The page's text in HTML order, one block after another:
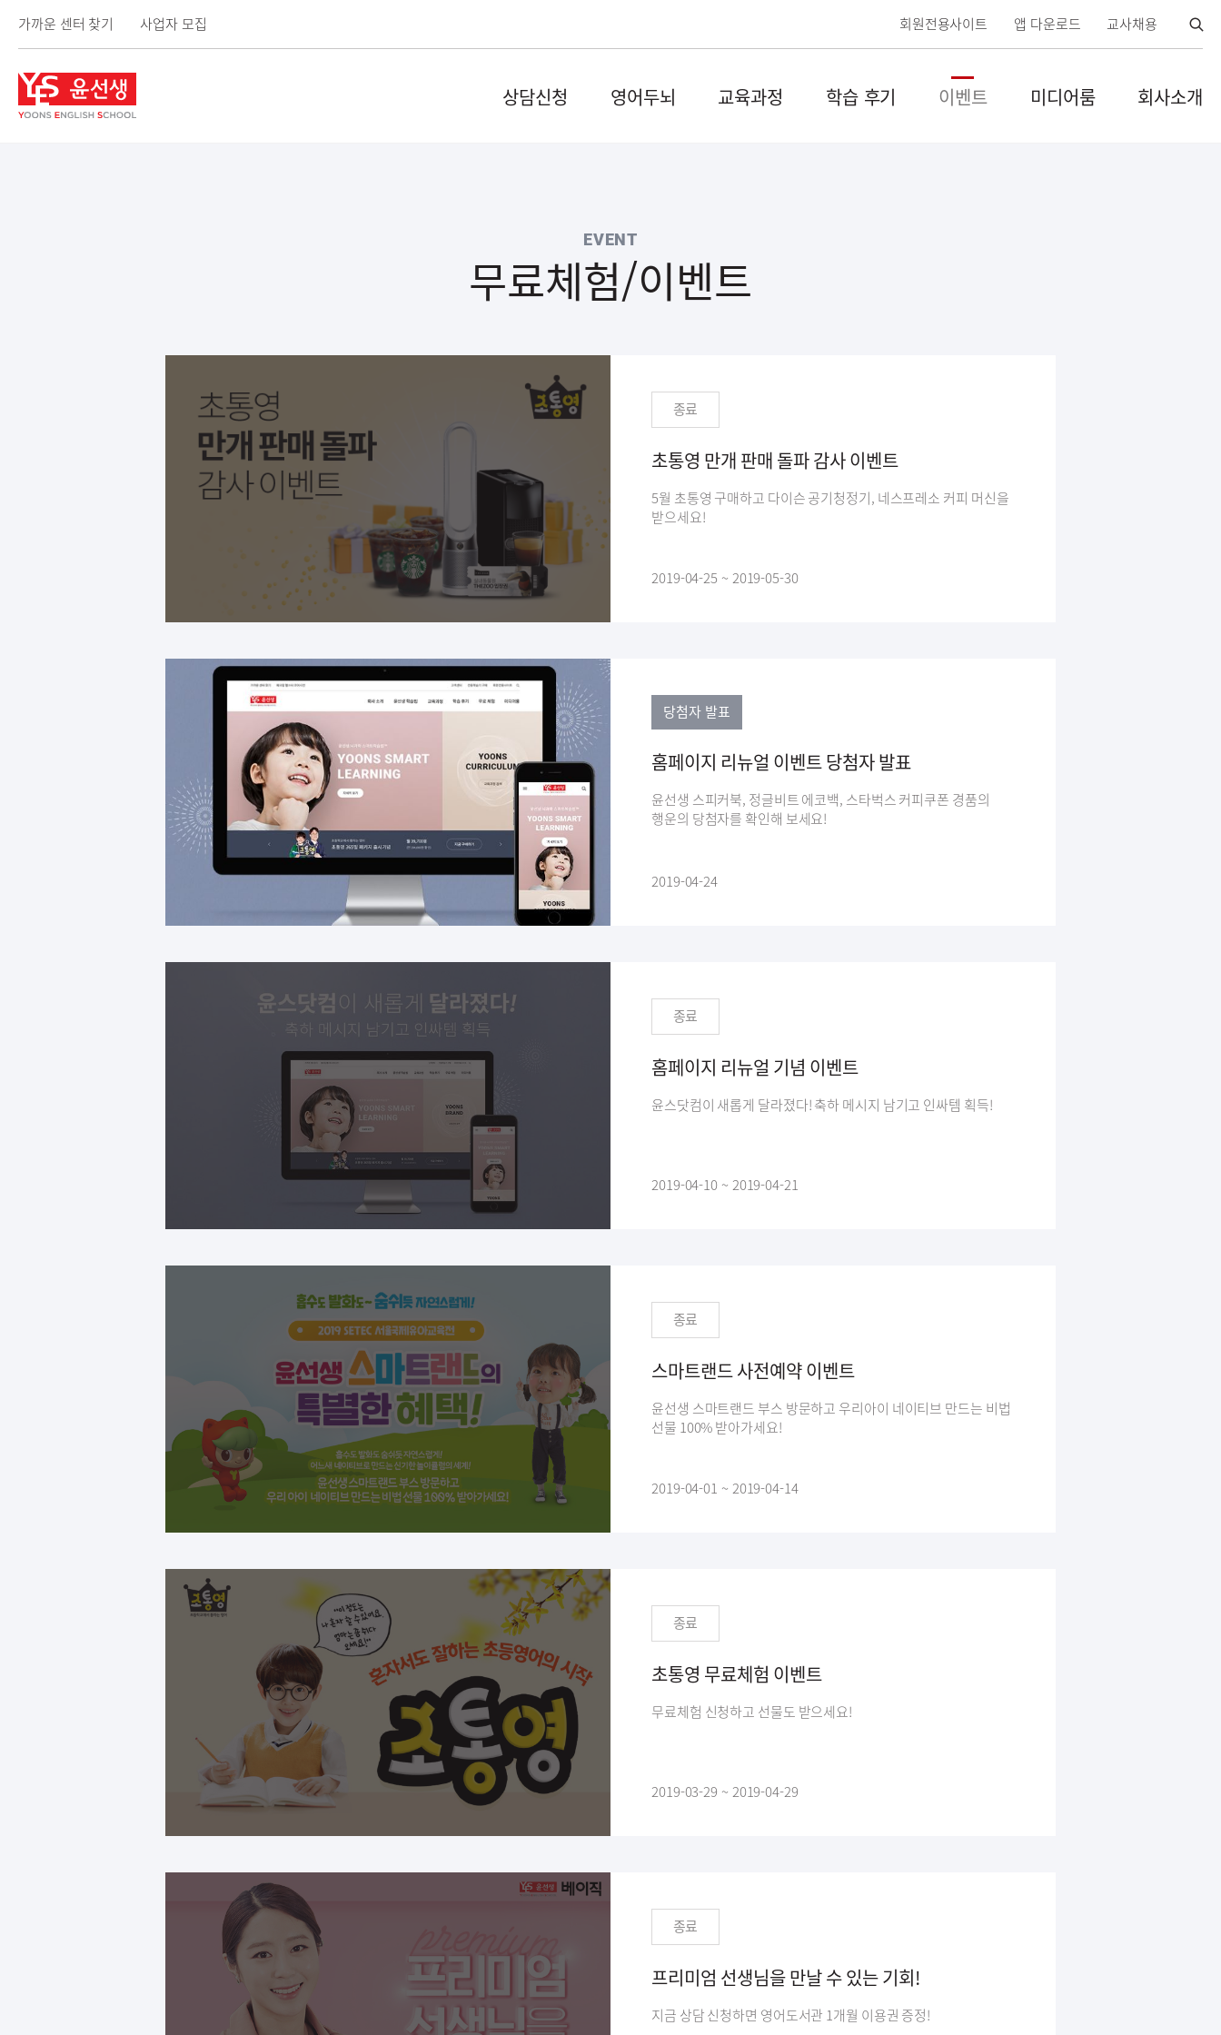
선
생 상담신청 영어두뇌 교육과정 학습 후기 이벤트 미디어룸 회사소개
회원전용사이트 앱 다운로드 교사채용
가까운 센터 찾기 사업자 모집
EVENT
무료체험/이벤트
종료
초통영 만개 판매 돌파 감사 이벤트
5월 초통영 구매하고 다이슨 공기청정기, 네스프레소 커피 머신을
받으세요!
2019-04-25 ~ 2019-05-30
당첨자 발표
홈페이지 리뉴얼 이벤트 당첨자 발표
윤선생 스피커북, 정글비트 에코백, 스타벅스 커피쿠폰 경품의
행운의 당첨자를 확인해 보세요!
2019-04-24
종료
홈페이지 리뉴얼 기념 이벤트
윤스닷컴이 새롭게 달라졌다! 축하 메시지 남기고 인싸템 획득!
2019-04-10 ~ 2019-04-21
종료
스마트랜드 사전예약 이벤트
윤선생 스마트랜드 부스 방문하고 우리아이 네이티브 만드는 비법
선물 100% 받아가세요!
2019-04-01 ~ 2019-04-14
종료
초통영 무료체험 이벤트
무료체험 신청하고 선물도 받으세요!
2019-03-29 ~ 2019-04-29
종료
프리미엄 선생님을 만날 수 있는 기회!
지금 상담 신청하면 영어도서관 1개월 이용권 증정!